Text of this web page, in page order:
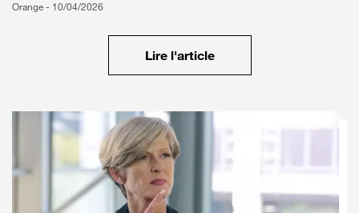
Orange - 10/04/2026
Lire l'article